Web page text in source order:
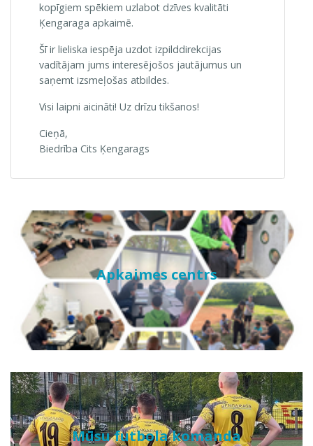
kopīgiem spēkiem uzlabot dzīves kvalitāti
Ķengaraga apkaimē.
Šī ir lieliska iespēja uzdot izpilddirekcijas
vadītājam jums interesējošos jautājumus un
saņemt izsmeļošas atbildes.
Visi laipni aicināti! Uz drīzu tikšanos!
Cieņā,
Biedrība Cits Ķengarags
Apkaimes centrs
Mūsu futbola komanda